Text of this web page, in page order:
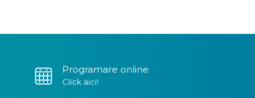
Programare online
Click aici!